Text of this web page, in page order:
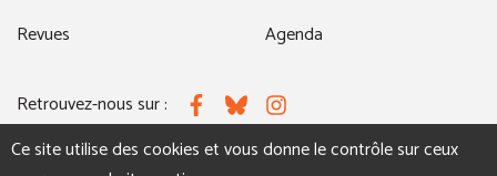
Revues
Agenda
Retrouvez-nous sur : FacebookBlueskyInstagram
Ce site utilise des cookies et vous donne le contrôle sur ceux